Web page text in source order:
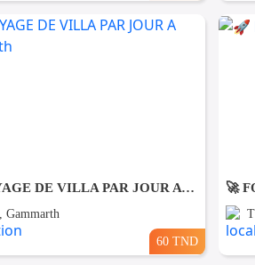
NETTOYAGE DE VILLA PAR JOUR A Gammarth
Gammarth
60 TND
🚀